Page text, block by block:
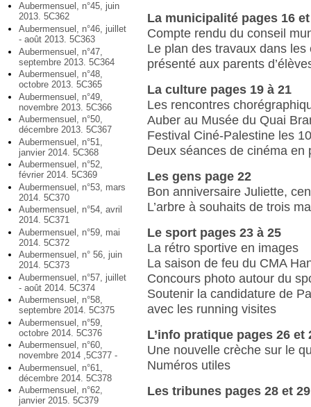
Aubermensuel, n°45, juin
2013. 5C362
Aubermensuel, n°46, juillet
- août 2013. 5C363
Aubermensuel, n°47,
septembre 2013. 5C364
Aubermensuel, n°48,
octobre 2013. 5C365
Aubermensuel, n°49,
novembre 2013. 5C366
Aubermensuel, n°50,
décembre 2013. 5C367
Aubermensuel, n°51,
janvier 2014. 5C368
Aubermensuel, n°52,
février 2014. 5C369
Aubermensuel, n°53, mars
2014. 5C370
Aubermensuel, n°54, avril
2014. 5C371
Aubermensuel, n°59, mai
2014. 5C372
Aubermensuel, n° 56, juin
2014. 5C373
Aubermensuel, n°57, juillet
- août 2014. 5C374
Aubermensuel, n°58,
septembre 2014. 5C375
Aubermensuel, n°59,
octobre 2014. 5C376
Aubermensuel, n°60,
novembre 2014 ,5C377 -
Aubermensuel, n°61,
décembre 2014. 5C378
Aubermensuel, n°62,
janvier 2015. 5C379
La municipalité pages 16
Compte rendu du conseil
Le plan des travaux dans les
présenté aux parents
La culture pages 19 à 21
Les rencontres
Auber au Musée du Quai
Festival Ciné-Palestine les
Deux séances de cinéma en
Les gens page 22
Bon anniversaire Juliette,
L’arbre à souhaits de trois
Le sport pages 23 à 25
La rétro sportive en images
La saison de feu du CMA
Concours photo autour du
Soutenir la candidature de
avec les running visites
L’info pratique pages 26 et
Une nouvelle crèche sur le
Numéros utiles
Les tribunes pages 28 et 29